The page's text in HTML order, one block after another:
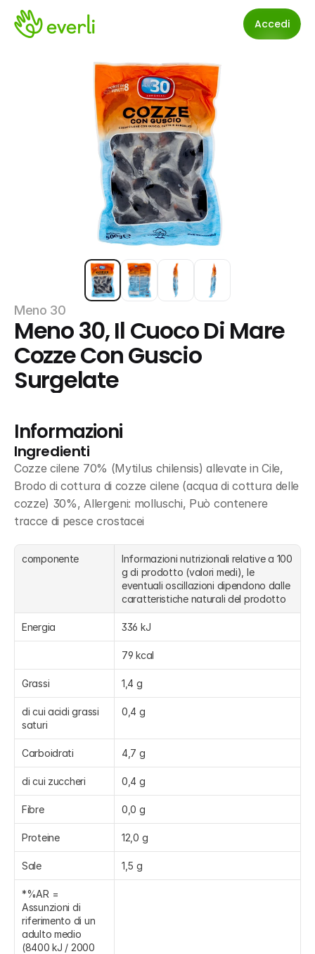
Accedi
Meno 30
Meno 30, Il Cuoco Di Mare
Cozze Con Guscio
Surgelate
Informazioni
Ingredienti
Cozze cilene 70% (Mytilus chilensis) allevate in Cile,
Brodo di cottura di cozze cilene (acqua di cottura delle
cozze) 30%, Allergeni: molluschi, Può contenere
tracce di pesce crostacei
componente
Informazioni nutrizionali relative a 100
g di prodotto (valori medi), le
eventuali oscillazioni dipendono dalle
caratteristiche naturali del prodotto
Energia 336 kJ
79 kcal
Grassi 1,4 g
di cui acidi grassi
saturi
0,4 g
Carboidrati 4,7 g
di cui zuccheri 0,4 g
Fibre 0,0 g
Proteine 12,0 g
Sale 1,5 g
*%AR =
Assunzioni di
riferimento di un
adulto medio
(8400 kJ / 2000